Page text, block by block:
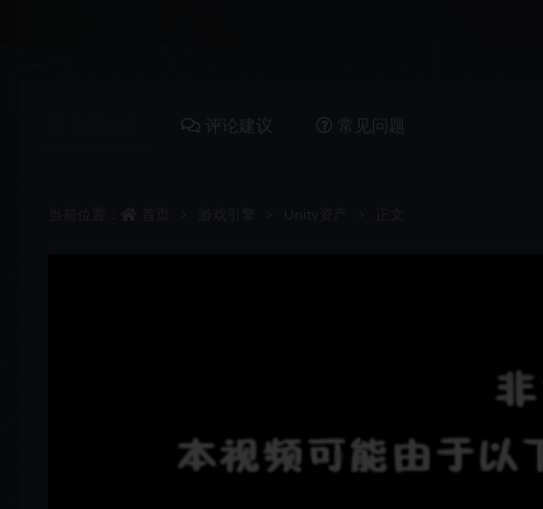
评论建议 常见问题